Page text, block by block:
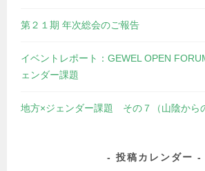
第２１期 年次総会のご報告
イベントレポート：GEWEL OPEN
ェンダー課題
地方×ジェンダー課題 その７（山陰から
投稿カレンダー